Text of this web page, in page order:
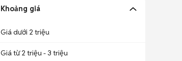
Khoảng giá
Giá dưới 2 triệu
Giá từ 2 triệu - 3 triệu